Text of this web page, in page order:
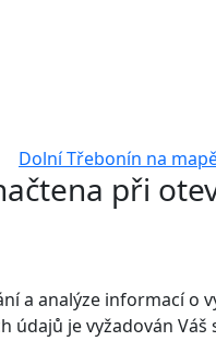
Dolní Třebonín na
při
a analýze informací
údajů je vyžadován